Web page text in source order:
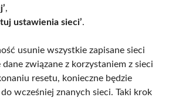
,
ustawienia sieci’.
usunie wszystkie zapisane sieci
związane z korzystaniem z sieci
resetu, konieczne będzie
wcześniej znanych sieci. Taki krok